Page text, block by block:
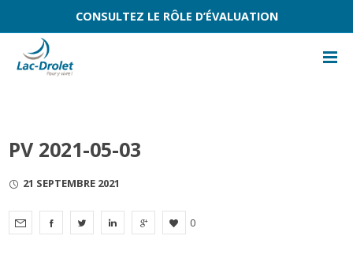
CONSULTEZ LE RÔLE D’ÉVALUATION
PV 2021-05-03
21 SEPTEMBRE 2021
0